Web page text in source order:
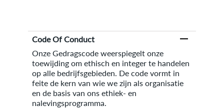
Code Of Conduct
Onze Gedragscode weerspiegelt onze
toewijding om ethisch en integer te handelen
op alle bedrijfsgebieden. De code vormt in
feite de kern van wie we zijn als organisatie
en de basis van ons ethiek- en
nalevingsprogramma.